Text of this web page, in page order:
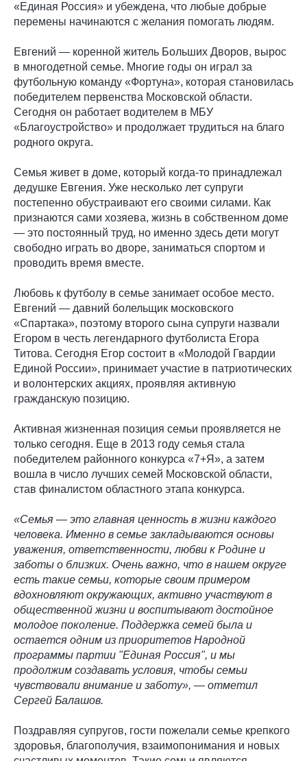
«Единая Россия» и убеждена, что любые добрые
перемены начинаются с желания помогать людям.
Евгений — коренной житель Больших Дворов, вырос
в многодетной семье. Многие годы он играл за
футбольную команду «Фортуна», которая становилась
победителем первенства Московской области.
Сегодня он работает водителем в МБУ
«Благоустройство» и продолжает трудиться на благо
родного округа.
Семья живет в доме, который когда-то принадлежал
дедушке Евгения. Уже несколько лет супруги
постепенно обустраивают его своими силами. Как
признаются сами хозяева, жизнь в собственном доме
— это постоянный труд, но именно здесь дети могут
свободно играть во дворе, заниматься спортом и
проводить время вместе.
Любовь к футболу в семье занимает особое место.
Евгений — давний болельщик московского
«Спартака», поэтому второго сына супруги назвали
Егором в честь легендарного футболиста Егора
Титова. Сегодня Егор состоит в «Молодой Гвардии
Единой России», принимает участие в патриотических
и волонтерских акциях, проявляя активную
гражданскую позицию.
Активная жизненная позиция семьи проявляется не
только сегодня. Еще в 2013 году семья стала
победителем районного конкурса «7+Я», а затем
вошла в число лучших семей Московской области,
став финалистом областного этапа конкурса.
«Семья — это главная ценность в жизни каждого
человека. Именно в семье закладываются основы
уважения, ответственности, любви к Родине и
заботы о близких. Очень важно, что в нашем округе
есть такие семьи, которые своим примером
вдохновляют окружающих, активно участвуют в
общественной жизни и воспитывают достойное
молодое поколение. Поддержка семей была и
остается одним из приоритетов Народной
программы партии "Единая Россия", и мы
продолжим создавать условия, чтобы семьи
чувствовали внимание и заботу», — отметил
Сергей Балашов.
Поздравляя супругов, гости пожелали семье крепкого
здоровья, благополучия, взаимопонимания и новых